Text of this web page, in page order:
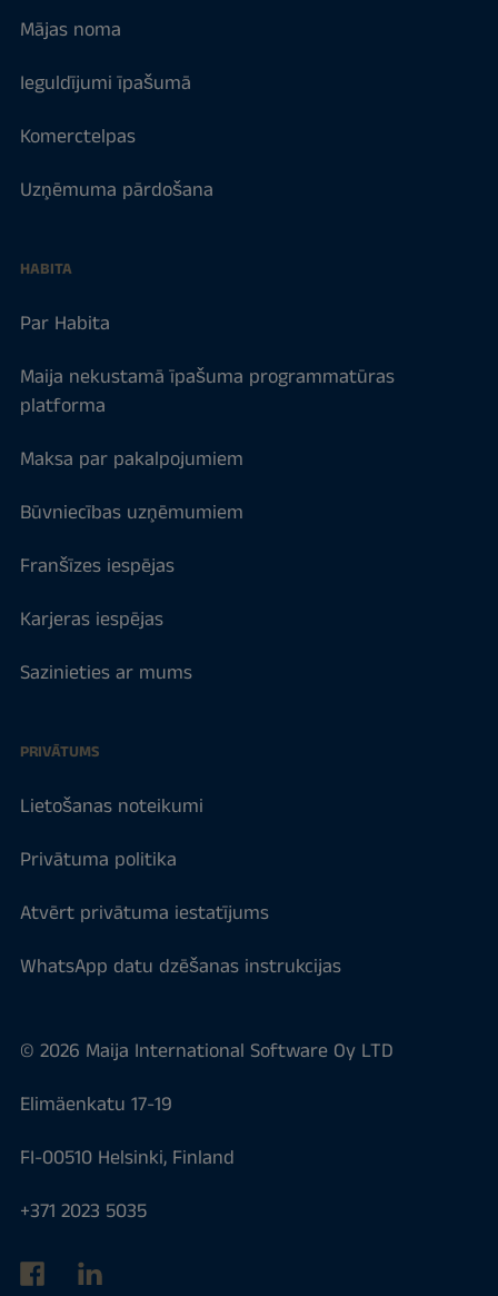
Mājas noma
Ieguldījumi īpašumā
Komerctelpas
Uzņēmuma pārdošana
HABITA
Par Habita
Maija nekustamā īpašuma programmatūras
platforma
Maksa par pakalpojumiem
Būvniecības uzņēmumiem
Franšīzes iespējas
Karjeras iespējas
Sazinieties ar mums
PRIVĀTUMS
Lietošanas noteikumi
Privātuma politika
Atvērt privātuma iestatījums
WhatsApp datu dzēšanas instrukcijas
© 2026 Maija International Software Oy LTD
Elimäenkatu 17-19
FI-00510 Helsinki, Finland
+371 2023 5035